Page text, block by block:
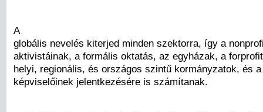
A
globális nevelés kiterjed minden szektorra, így a
aktivistáinak, a formális oktatás, az egyházak, a
helyi, regionális, és országos szintű kormányzatok, és
képviselőinek jelentkezésére is számítanak.